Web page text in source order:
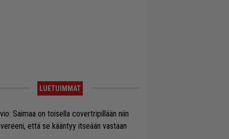
LUETUIMMAT
Saimaa on toisella covertripillään niin
että se kääntyy itseään vastaan